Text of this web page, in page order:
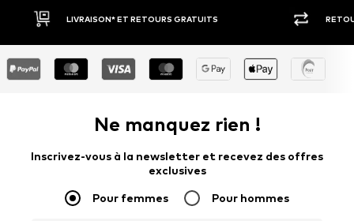
RETOUR SOUS 30 JOURS LARGE
Ne manquez rien !
Inscrivez-vous à la newsletter et recevez des offres
exclusives
Pour femmes Pour hommes